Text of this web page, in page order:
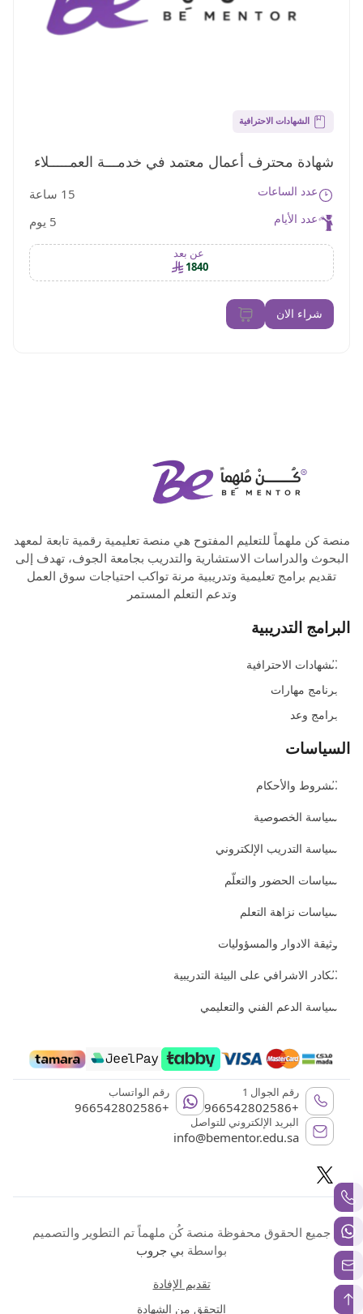
الشهادات الاحترافية
شهادة محترف أعمال معتمد في خدمـــة العمـــــلاء
CBP (IBTA)
عدد الساعات 15 ساعة
عدد الأيام 5 يوم
عن بعد
1840
شراء الان
منصة كن ملهماً للتعليم المفتوح هي منصة تعليمية رقمية تابعة لمعهد
البحوث والدراسات الاستشارية والتدريب بجامعة الجوف، تهدف إلى
تقديم برامج تعليمية وتدريبية مرنة تواكب احتياجات سوق العمل
وتدعم التعلم المستمر
البرامج التدريبية
الشهادات الاحترافية
برنامج مهارات
برامج وعد
السياسات
الشروط والأحكام
سياسة الخصوصية
سياسة التدريب الإلكتروني
سياسات الحضور والتعلّم
سياسات نزاهة التعلم
وثيقة الادوار والمسؤوليات
الكادر الاشرافي على البيئة التدريبية
سياسة الدعم الفني والتعليمي
رقم الجوال 1
+966542802586
رقم الواتساب
+966542802586
البريد الإلكتروني للتواصل
info@bementor.edu.sa
جميع الحقوق محفوظة منصة كُن ملهماً تم التطوير والتصميم
بواسطة بي جروب
تقديم الإفادة
التحقق من الشهادة